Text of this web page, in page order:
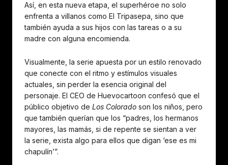
Así, en esta nueva etapa, el superhéroe no solo
enfrenta a villanos como El Tripasepa, sino que
también ayuda a sus hijos con las tareas o a su
madre con alguna encomienda.
Visualmente, la serie apuesta por un estilo renovado
que conecte con el ritmo y estímulos visuales
actuales, sin perder la esencia original del
personaje. El CEO de Huevocartoon confesó que el
público objetivo de Los Colorado son los niños, pero
que también querían que los “padres, los hermanos
mayores, las mamás, si de repente se sientan a ver
la serie, exista algo para ellos que digan ‘ese es mi
chapulín’”.